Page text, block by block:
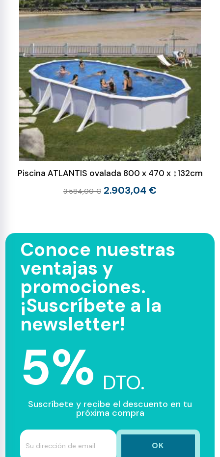
Piscina ATLANTIS ovalada 800 x 470 x ↕132cm
3.584,00 € 2.903,04 €
Conoce nuestras
ventajas y
promociones.
¡Suscríbete a la
newsletter!
5% DTO.
Suscríbete y recibe el descuento en tu
próxima compra